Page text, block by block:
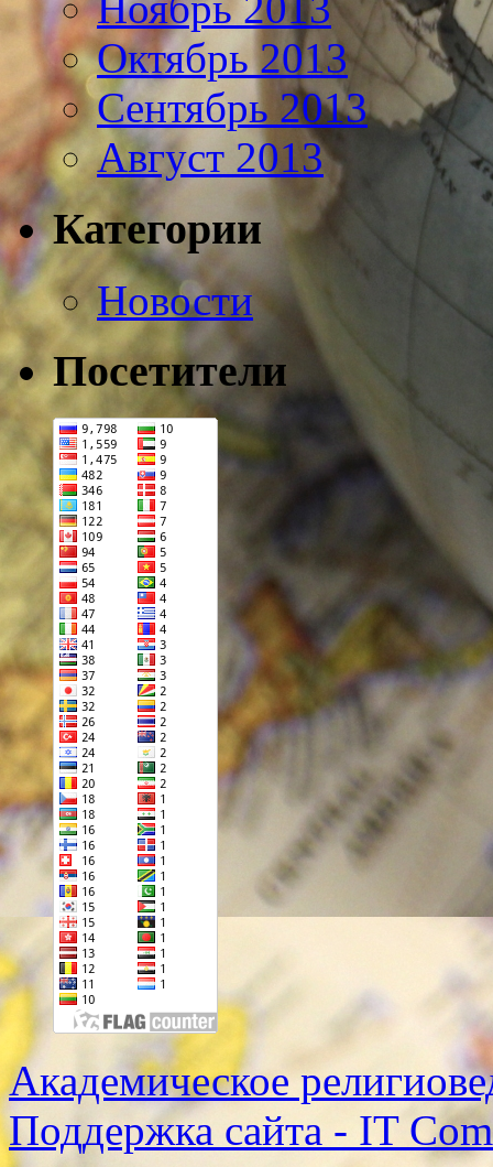
Октябрь 2013
Сентябрь 2013
Август 2013
Категории
Новости
Посетители
Академическое
Поддержка сайта - IT